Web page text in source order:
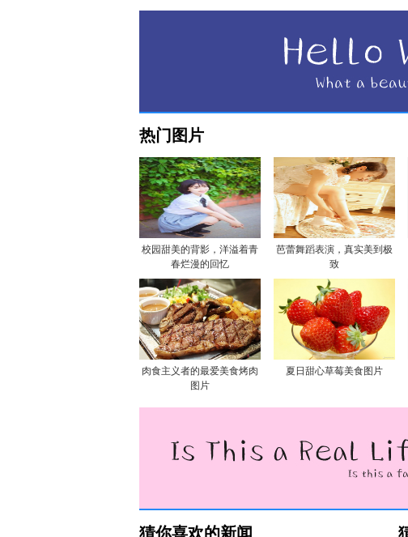
热门图片
校园甜美的背影，洋溢着青
春烂漫的回忆
芭蕾舞蹈表演，真实美到极
致
肉食主义者的最爱美食烤肉
图片
夏日甜心草莓美食图片
猜你喜欢的新闻